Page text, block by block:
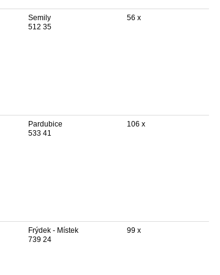
Semily
512 35
56 x
Pardubice
533 41
106 x
Frýdek - Místek
739 24
99 x